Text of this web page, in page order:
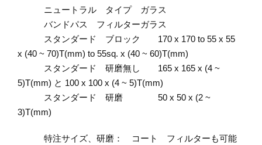
ニュートラル タイプ ガラス
バンドパス フィルターガラス
スタンダード ブロック 170 x 170 to 55 x 55
x (40 ~ 70)T(mm) to 55sq. x (40 ~ 60)T(mm)
スタンダード 研磨無し 165 x 165 x (4 ~
5)T(mm) と 100 x 100 x (4 ~ 5)T(mm)
スタンダード 研磨 50 x 50 x (2 ~
3)T(mm)
特注サイズ、研磨： コート フィルターも可能